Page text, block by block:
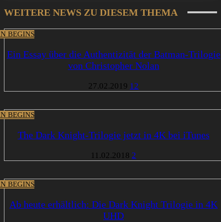
WEITERE NEWS ZU DIESEM THEMA
BEGINS
Ein Essay über die Authentizität der Batman-Trilogie
von Christopher Nolan
27.02.2019 12
BEGINS
The Dark Knight-Trilogie jetzt in 4K bei iTunes
11.02.2018 2
BEGINS
Ab heute erhältlich: Die Dark Knight Trilogie in 4K
UHD